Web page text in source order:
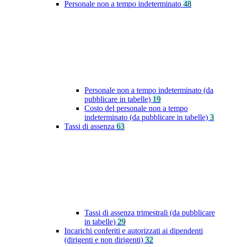
Personale non a tempo indeterminato 48
Personale non a tempo indeterminato (da
pubblicare in tabelle) 19
Costo del personale non a tempo
indeterminato (da pubblicare in tabelle) 3
Tassi di assenza 63
Tassi di assenza trimestrali (da pubblicare
in tabelle) 29
Incarichi conferiti e autorizzati ai dipendenti
(dirigenti e non dirigenti) 32